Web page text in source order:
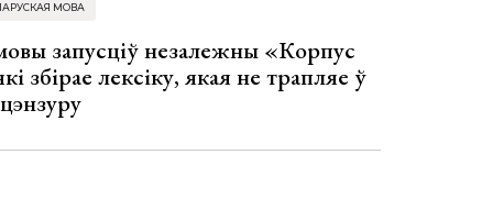
МОВА
запусціў незалежны «Корпус
збірае лексіку, якая не трапляе ў